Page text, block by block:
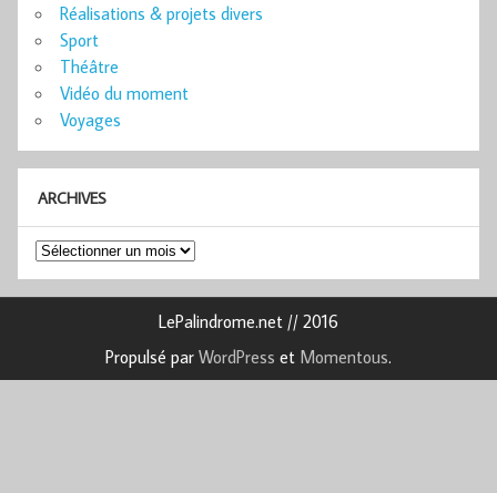
Réalisations & projets divers
Sport
Théâtre
Vidéo du moment
Voyages
ARCHIVES
Archives
LePalindrome.net // 2016
Propulsé par WordPress et Momentous.